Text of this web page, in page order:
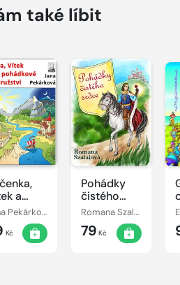
také líbit
a
Jana Pekárková
Kč
Pohádky
čistého
srdce
Romana Szalaiová
79 Kč